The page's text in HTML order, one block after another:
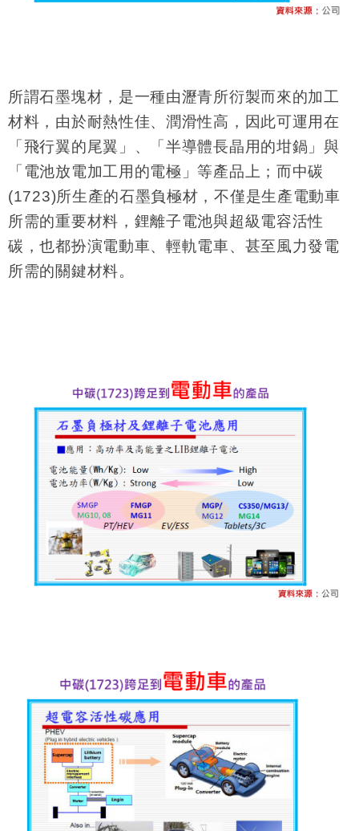
所謂石墨塊材，是一種由瀝青所衍製而來的加工
材料，由於耐熱性佳、潤滑性高，因此可運用在
「飛行翼的尾翼」、「半導體長晶用的坩鍋」與
「電池放電加工用的電極」等產品上；而中碳
(1723)所生產的石墨負極材，不僅是生產電動車
所需的重要材料，鋰離子電池與超級電容活性
碳，也都扮演電動車、輕軌電車、甚至風力發電
所需的關鍵材料。